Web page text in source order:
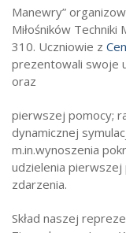
Rekrutacja
Oferty pracy dla
Zadania realizowane z
Manewry”
Miłośników
310. Uczniowie z
prezentowali swoje
oraz
pierwszej pomocy;
dynamicznej
m.in.wynoszenia
udzielenia
zdarzenia.
Skład naszej